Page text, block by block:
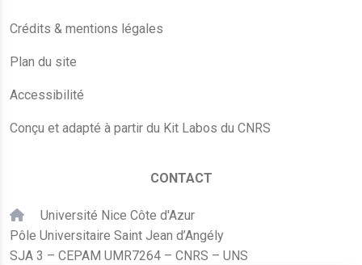
Crédits & mentions légales
Plan du site
Accessibilité
Conçu et adapté à partir du Kit Labos du CNRS
CONTACT
Université Nice Côte d'Azur
Pôle Universitaire Saint Jean d’Angély
SJA 3 – CEPAM UMR7264 – CNRS – UNS